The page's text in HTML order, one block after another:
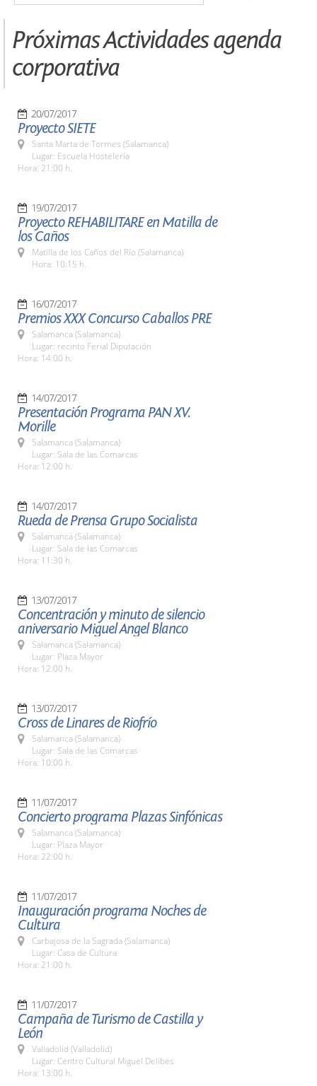
Próximas Actividades agenda
corporativa
20/07/2017
Proyecto SIETE
Santa Marta de Tormes (Salamanca)
Lugar: Escuela Hostelería
Hora: 21:00 h.
19/07/2017
Proyecto REHABILITARE en Matilla de
los Caños
Matilla de los Caños del Río (Salamanca)
Hora: 10:15 h.
16/07/2017
Premios XXX Concurso Caballos PRE
Salamanca (Salamanca)
Lugar: recinto Ferial Diputación
Hora: 14:00 h.
14/07/2017
Presentación Programa PAN XV.
Morille
Salamanca (Salamanca)
Lugar: Sala de las Comarcas
Hora: 12:00 h.
14/07/2017
Rueda de Prensa Grupo Socialista
Salamanca (Salamanca)
Lugar: Sala de las Comarcas
Hora: 11:30 h.
13/07/2017
Concentración y minuto de silencio
aniversario Miguel Angel Blanco
Salamanca (Salamanca)
Lugar: Plaza Mayor
Hora: 12:00 h.
13/07/2017
Cross de Linares de Riofrío
Salamanca (Salamanca)
Lugar: Sala de las Comarcas
Hora: 10:00 h.
11/07/2017
Concierto programa Plazas Sinfónicas
Salamanca (Salamanca)
Lugar: Plaza Mayor
Hora: 22:00 h.
11/07/2017
Inauguración programa Noches de
Cultura
Carbajosa de la Sagrada (Salamanca)
Lugar: Casa de Cultura
Hora: 21:00 h.
11/07/2017
Campaña de Turismo de Castilla y
León
Valladolid (Valladolid)
Lugar: Centro Cultural Miguel Delibes
Hora: 13:00 h.